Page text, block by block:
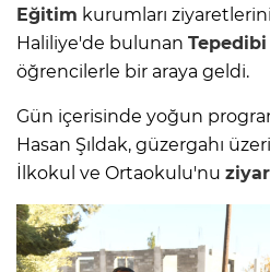
Eğitim kurumları
Haliliye'de bulunan Tepedibi
öğrencilerle bir araya geldi.
Gün içerisinde yoğun
Hasan Şıldak, güzergahı
İlkokul ve Ortaokulu'nu